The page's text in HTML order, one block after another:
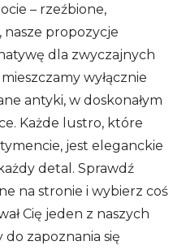
– rzeźbione,
nasze propozycje
dla zwyczajnych
wyłącznie
antyki, w doskonałym
Każde lustro, które
jest eleganckie
detal. Sprawdź
na stronie i wybierz coś
Cię jeden z naszych
zapoznania się